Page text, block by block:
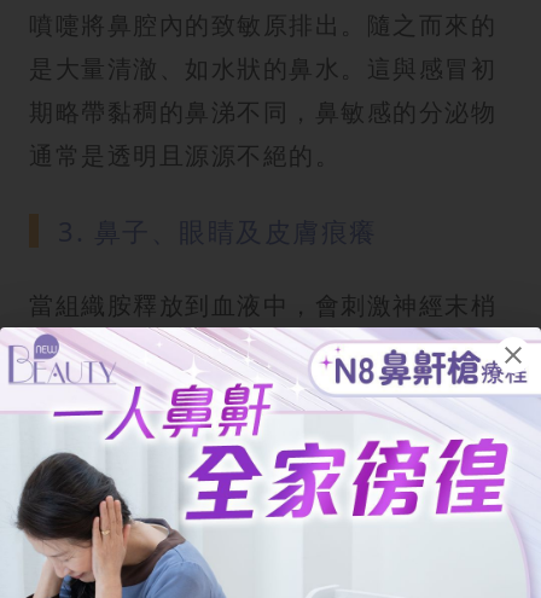
噴嚏將鼻腔內的致敏原排出。隨之而來的
是大量清澈、如水狀的鼻水。這與感冒初
期略帶黏稠的鼻涕不同，鼻敏感的分泌物
通常是透明且源源不絕的。
當組織胺釋放到血液中，會刺激神經末梢
產生劇烈的瘙癢感。
• 鼻子： 患者會不自覺地反覆揉搓鼻子
（常見的「過敏性揉鼻」動作）。
• 眼睛： 伴隨強烈的癢感、紅腫與流眼
水，這在醫學上常被稱為過敏性結膜炎。